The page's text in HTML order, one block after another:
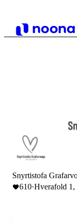
Snyrtistofa
610·Hverafold